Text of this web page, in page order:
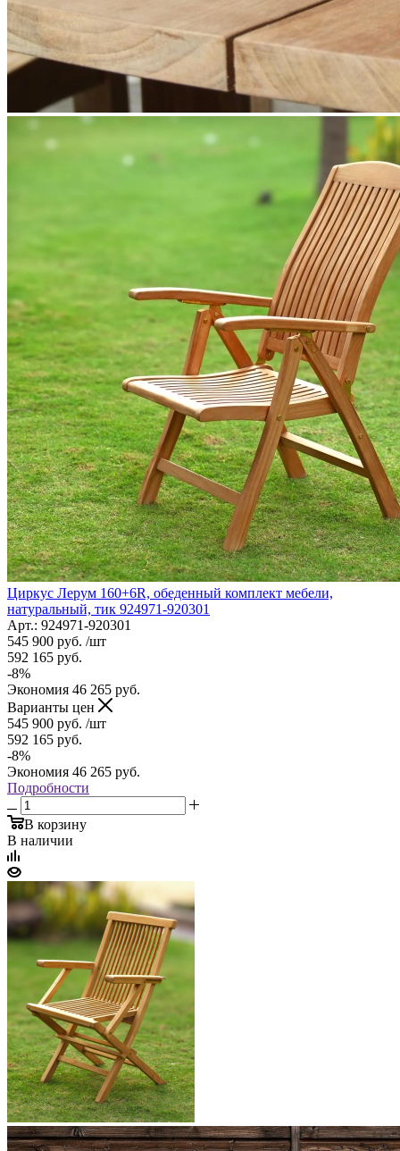
Циркус Лерум 160+6R, обеденный комплект мебели,
натуральный, тик 924971-920301
Арт.: 924971-920301
545 900 руб. /шт
592 165 руб.
-8%
Экономия 46 265 руб.
Варианты цен
545 900 руб. /шт
592 165 руб.
-8%
Экономия 46 265 руб.
Подробности
В корзину
В наличии